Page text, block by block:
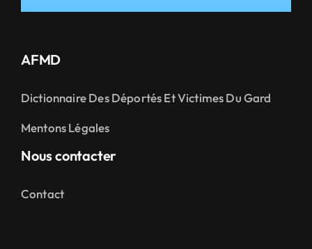
AFMD
Dictionnaire Des Déportés Et Victimes Du Gard
Mentons Légales
Nous contacter
Contact